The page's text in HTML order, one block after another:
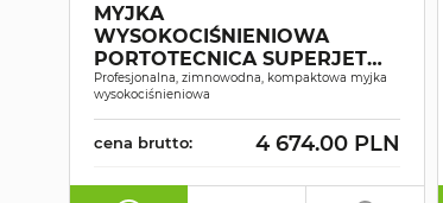
MYJKA
WYSOKOCIŚNIENIOWA
PORTOTECNICA SUPERJET
1609P
Profesjonalna, zimnowodna, kompaktowa myjka
wysokociśnieniowa
cena brutto: 4 674.00 PLN